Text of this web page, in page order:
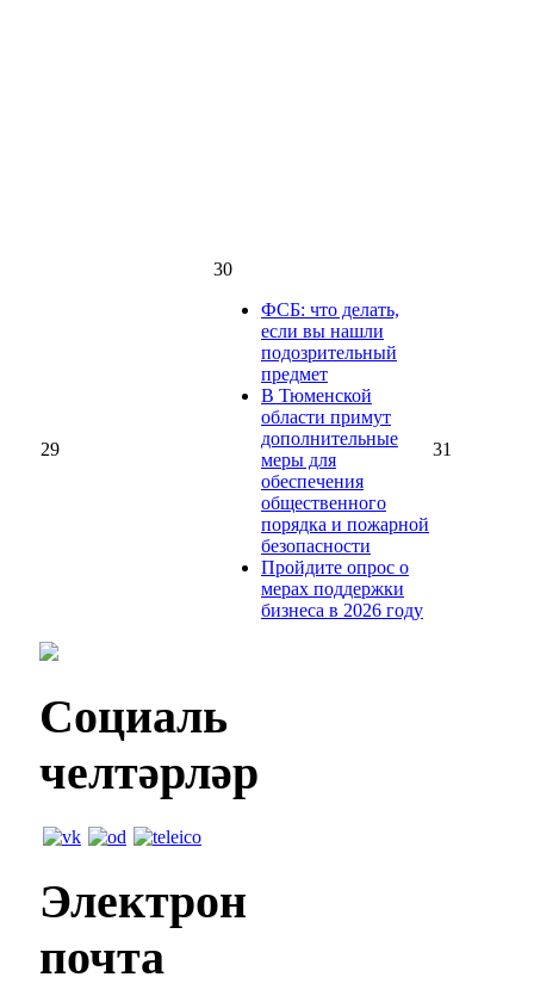
29
30
ФСБ: что делать,
если вы нашли
подозрительный
предмет
В Тюменской
области примут
дополнительные
меры для
обеспечения
общественного
порядка и пожарной
безопасности
Пройдите опрос о
мерах поддержки
бизнеса в 2026 году
31
Социаль
челтәрләр
Электрон
почта